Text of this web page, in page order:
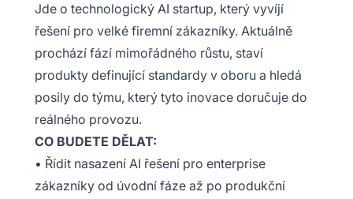
Jde o technologický AI startup, který vyvíjí
řešení pro velké firemní zákazníky. Aktuálně
prochází fází mimořádného růstu, staví
produkty definující standardy v oboru a hledá
posily do týmu, který tyto inovace doručuje do
reálného provozu.
CO BUDETE DĚLAT:
• Řídit nasazení AI řešení pro enterprise
zákazníky od úvodní fáze až po produkční